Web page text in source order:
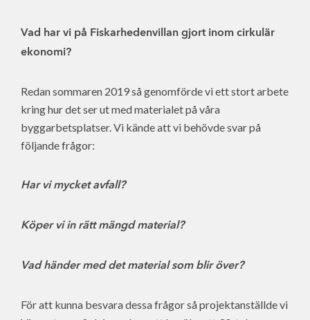
Vad har vi på Fiskarhedenvillan gjort inom cirkulär
ekonomi?
Redan sommaren 2019 så genomförde vi ett stort arbete
kring hur det ser ut med materialet på våra
byggarbetsplatser. Vi kände att vi behövde svar på
följande frågor:
Har vi mycket avfall?
Köper vi in rätt mängd material?
Vad händer med det material som blir över?
För att kunna besvara dessa frågor så projektanställde vi